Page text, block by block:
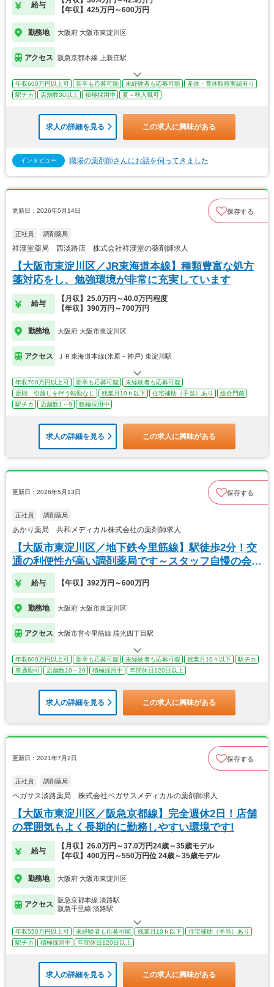
給与
【年収】425万円～600万円
勤務地 大阪府 大阪市東淀川区
アクセス 阪急京都本線 上新庄駅
年収600万円以上可 新卒も応募可能 未経験者も応募可能
産休・育休取得実績有り
駅チカ
店舗数30以上 積極採用中 夏～秋入職可
求人の詳細を見る この求人に興味がある
インタビュー 職場の薬剤師さんにお話を伺ってきました
更新日：2026年5月14日 保存する
正社員 調剤薬局
祥漢堂薬局 西淡路店 株式会社祥漢堂の薬剤師求人
【大阪市東淀川区／JR東海道本線】種類豊富な処方
箋対応をし、勉強環境が非常に充実しています
給与
【月収】25.0万円～40.0万円程度
【年収】390万円～700万円
勤務地 大阪府 大阪市東淀川区
アクセス ＪＲ東海道本線(米原－神戸) 東淀川駅
年収700万円以上可 新卒も応募可能
未経験者も応募可能
原則、引越しを伴う転勤なし
残業月10ｈ以下 住宅補助（手当）あり
総合門前
駅チカ
店舗数1～9 積極採用中
求人の詳細を見る この求人に興味がある
更新日：2026年5月13日 保存する
正社員 調剤薬局
あかり薬局 共和メディカル株式会社の薬剤師求人
【大阪市東淀川区／地下鉄今里筋線】駅徒歩2分！交
通の利便性が高い調剤薬局です～スタッフ自慢の会社
です
給与 【年収】392万円～600万円
勤務地 大阪府 大阪市東淀川区
アクセス 大阪市営今里筋線 瑞光四丁目駅
年収600万円以上可 新卒も応募可能 未経験者も応募可能 残業月10ｈ以下
駅チカ
車通勤可
店舗数10～29 積極採用中 年間休日120日以上
求人の詳細を見る この求人に興味がある
更新日：2021年7月2日 保存する
正社員 調剤薬局
ペガサス淡路薬局 株式会社ペガサスメディカルの薬剤師求人
【大阪市東淀川区／阪急京都線】完全週休2日！店舗
の雰囲気もよく長期的に勤務しやすい環境です!
給与
【月収】26.0万円～37.0万円24歳～35歳モデル
【年収】400万円～550万円位 24歳～35歳モデル
勤務地 大阪府 大阪市東淀川区
アクセス
阪急京都本線 淡路駅
阪急千里線 淡路駅
年収550万円以上可 未経験者も応募可能 残業月10ｈ以下
住宅補助（手当）あり
駅チカ
積極採用中 年間休日120日以上
求人の詳細を見る この求人に興味がある